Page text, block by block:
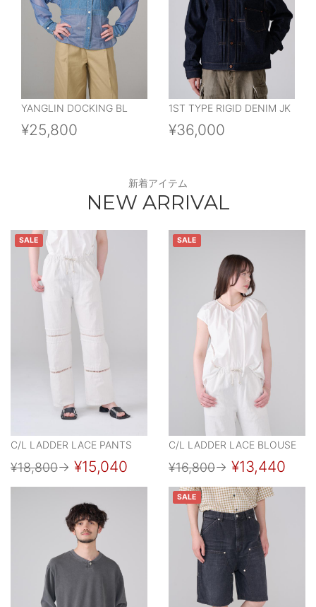
YANGLIN DOCKING BL
¥25,800
1ST TYPE RIGID DENIM JK
¥36,000
新着アイテム
NEW ARRIVAL
SALE
C/L LADDER LACE PANTS
¥18,800→ ¥15,040
SALE
C/L LADDER LACE BLOUSE
¥16,800→ ¥13,440
SALE